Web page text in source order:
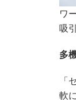
ワ
吸
多
「
軟